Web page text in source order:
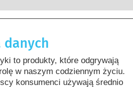
obejmują wszystkie potencjalne
w tym potencjalne zaburzenia
układu hormonalnego.
Substancja, która powoduje
nazywana jest alergenem.
i produkty do pielęgnacji ciała mogą
które dla niektórych osób
się alergizujące. Nie oznacza to
produkt nie jest bezpieczny dla
danych
to produkty, które odgrywają
w naszym codziennym życiu.
konsumenci używają średnio